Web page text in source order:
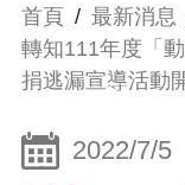
首頁 / 最新消息
轉知111年度「
捐逃漏宣導活動
2022/7/5